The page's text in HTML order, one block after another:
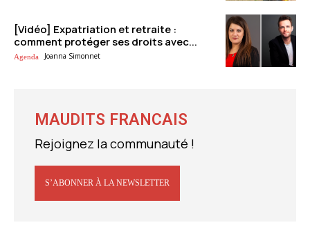
[Vidéo] Expatriation et retraite :
comment protéger ses droits avec...
Agenda Joanna Simonnet
MAUDITS FRANCAIS
Rejoignez la communauté !
S’ABONNER À LA NEWSLETTER